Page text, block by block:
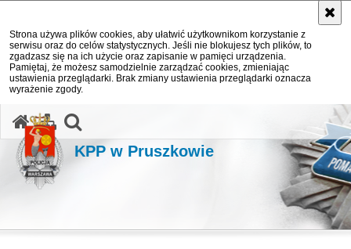
Strona używa plików cookies, aby ułatwić użytkownikom korzystanie z
serwisu oraz do celów statystycznych. Jeśli nie blokujesz tych plików, to
zgadzasz się na ich użycie oraz zapisanie w pamięci urządzenia.
Pamiętaj, że możesz samodzielnie zarządzać cookies, zmieniając
ustawienia przeglądarki. Brak zmiany ustawienia przeglądarki oznacza
wyrażenie zgody.
KPP w Pruszkowie